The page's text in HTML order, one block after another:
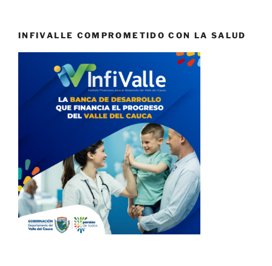
INFIVALLE COMPROMETIDO CON LA SALUD